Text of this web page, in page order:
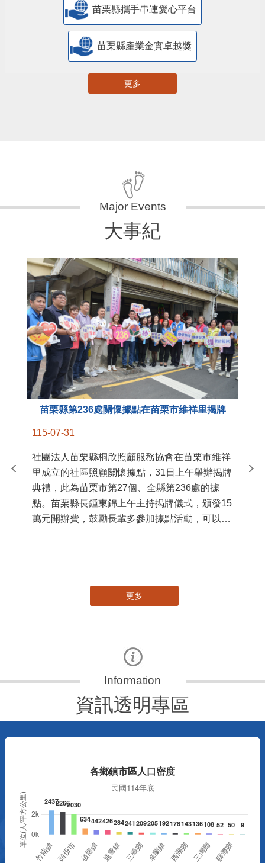
苗栗縣攜手串連愛心平台
苗栗縣產業金實卓越獎
更多
大事紀
苗栗縣第236處關懷據點在苗栗市維祥里揭牌
115-07-31
社團法人苗栗縣桐欣照顧服務協會在苗栗市維祥
里成立的社區照顧關懷據點，31日上午舉辦揭牌
典禮，此為苗栗市第27個、全縣第236處的據
點。苗栗縣長鍾東錦上午主持揭牌儀式，頒發15
萬元開辦費，鼓勵長輩多參加據點活動，可以更
苗
更多
資訊透明專區